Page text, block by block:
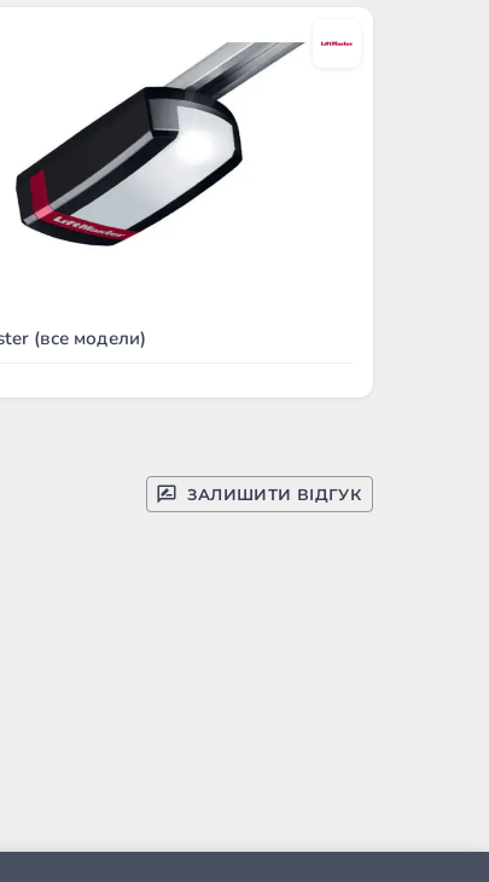
(все модели)
ЗАЛИШИТИ ВІДГУК